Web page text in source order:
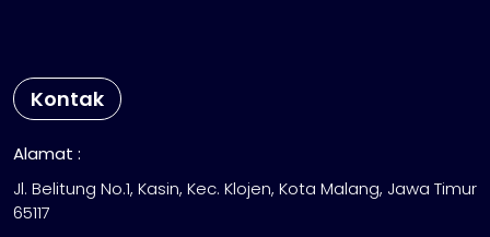
Kontak
Alamat :
Jl. Belitung No.1, Kasin, Kec. Klojen, Kota Malang, Jawa Timur
65117